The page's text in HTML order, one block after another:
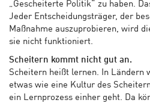
„Gescheiterte Politik“ zu haben.
Jeder Entscheidungsträger, der
Maßnahme auszuprobieren, wird
sie nicht funktioniert.
Scheitern kommt nicht gut an.
Scheitern heißt lernen. In Ländern
etwas wie eine Kultur des
ein Lernprozess einher geht. Da